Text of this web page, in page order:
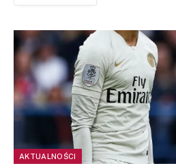
AKTUALNOŚCI